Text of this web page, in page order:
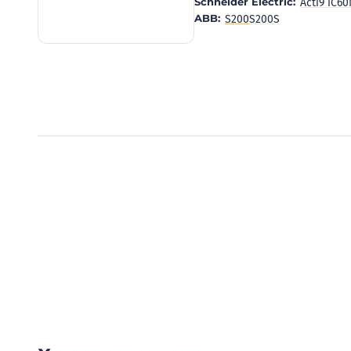
Acti9
ABB: S200S200S